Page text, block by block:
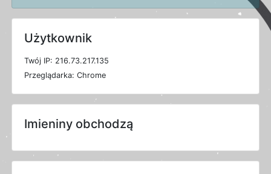
Użytkownik
Twój IP: 216.73.217.135
Przeglądarka: Chrome
Imieniny obchodzą